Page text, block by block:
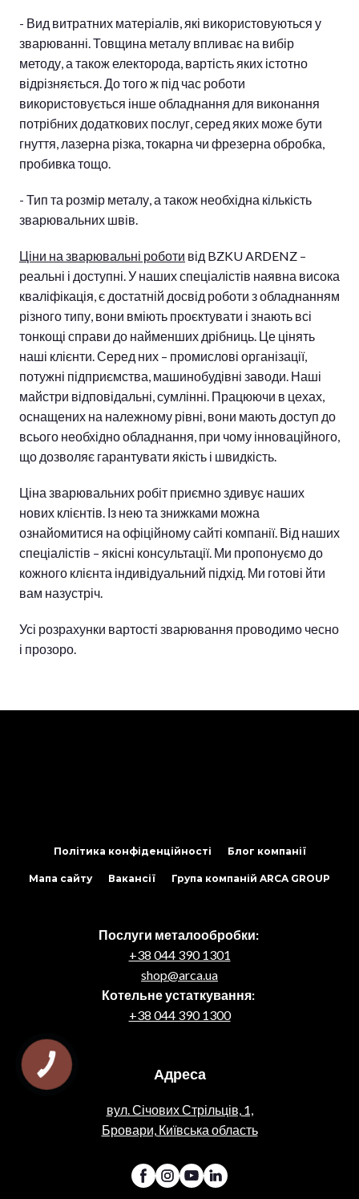
- Вид витратних матеріалів, які використовуються у
зварюванні. Товщина металу впливає на вибір
методу, а також електорода, вартість яких істотно
відрізняється. До того ж під час роботи
використовується інше обладнання для виконання
потрібних додаткових послуг, серед яких може бути
гнуття, лазерна різка, токарна чи фрезерна обробка,
пробивка тощо.
- Тип та розмір металу, а також необхідна кількість
зварювальних швів.
Ціни на зварювальні роботи від BZKU ARDENZ –
реальні і доступні. У наших спеціалістів наявна висока
кваліфікація, є достатній досвід роботи з обладнанням
різного типу, вони вміють проєктувати і знають всі
тонкощі справи до найменших дрібниць. Це цінять
наші клієнти. Серед них – промислові організації,
потужні підприємства, машинобудівні заводи. Наші
майстри відповідальні, сумлінні. Працюючи в цехах,
оснащених на належному рівні, вони мають доступ до
всього необхідно обладнання, при чому інноваційного,
що дозволяє гарантувати якість і швидкість.
Ціна зварювальних робіт приємно здивує наших
нових клієнтів. Із нею та знижками можна
ознайомитися на офіційному сайті компанії. Від наших
спеціалістів – якісні консультації. Ми пропонуємо до
кожного клієнта індивідуальний підхід. Ми готові йти
вам назустріч.
Усі розрахунки вартості зварювання проводимо чесно
і прозоро.
Політика конфіденційності Блог компанії
Мапа сайту Вакансії Група компаній ARCA GROUP
Послуги металообробки:
+38 044 390 1301
shop@arca.ua
Котельне устаткування:
+38 044 390 1300
Адреса
вул. Січових Стрільців, 1,
Бровари, Київська область
КНОПКА
ЗВ'ЯЗКУ